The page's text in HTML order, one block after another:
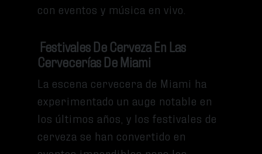
con eventos y música en vivo.
Festivales De Cerveza En Las
Cervecerías De Miami
La escena cervecera de Miami ha
experimentado un auge notable en
los últimos años, y los festivales de
cerveza se han convertido en